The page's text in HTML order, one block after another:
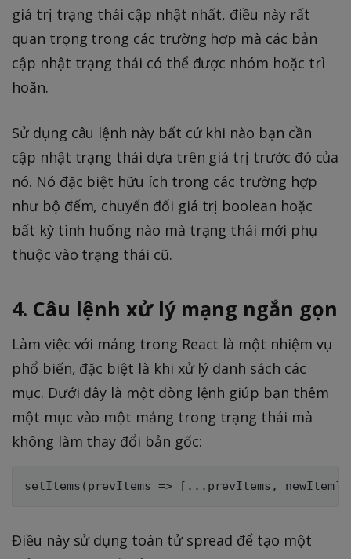
giá trị trạng thái cập nhật nhất, điều này rất
quan trọng trong các trường hợp mà các bản
cập nhật trạng thái có thể được nhóm hoặc trì
hoãn.
Sử dụng câu lệnh này bất cứ khi nào bạn cần
cập nhật trạng thái dựa trên giá trị trước đó của
nó. Nó đặc biệt hữu ích trong các trường hợp
như bộ đếm, chuyển đổi giá trị boolean hoặc
bất kỳ tình huống nào mà trạng thái mới phụ
thuộc vào trạng thái cũ.
4. Câu lệnh xử lý mạng ngắn gọn
Làm việc với mảng trong React là một nhiệm vụ
phổ biến, đặc biệt là khi xử lý danh sách các
mục. Dưới đây là một dòng lệnh giúp bạn thêm
một mục vào một mảng trong trạng thái mà
không làm thay đổi bản gốc:
Điều này sử dụng toán tử spread để tạo một